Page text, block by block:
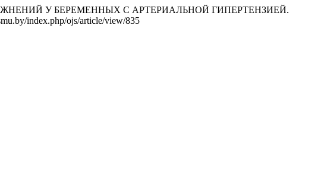
У БЕРЕМЕННЫХ С АРТЕРИАЛЬНОЙ ГИПЕРТЕНЗИЕЙ.
index.php/ojs/article/view/835